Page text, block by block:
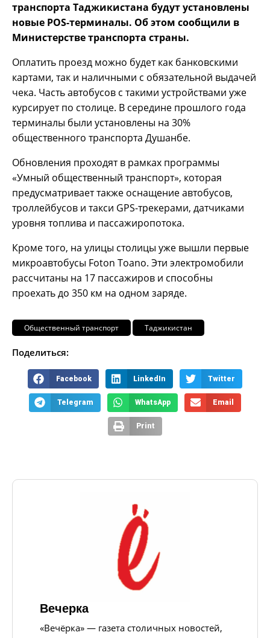
транспорта Таджикистана будут установлены
новые POS-терминалы. Об этом сообщили в
Министерстве транспорта страны.
Оплатить проезд можно будет как банковскими
картами, так и наличными с обязательной выдачей
чека. Часть автобусов с такими устройствами уже
курсирует по столице. В середине прошлого года
терминалы были установлены на 30%
общественного транспорта Душанбе.
Обновления проходят в рамках программы
«Умный общественный транспорт», которая
предусматривает также оснащение автобусов,
троллейбусов и такси GPS-трекерами, датчиками
уровня топлива и пассажиропотока.
Кроме того, на улицы столицы уже вышли первые
микроавтобусы Foton Toano. Эти электромобили
рассчитаны на 17 пассажиров и способны
проехать до 350 км на одном заряде.
Общественный транспорт Таджикистан
Поделиться:
Facebook LinkedIn Twitter
Telegram WhatsApp Email
Print
Вечерка
«Вечёрка» — газета столичных новостей,